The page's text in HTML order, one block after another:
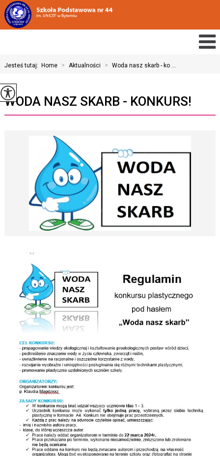
Jesteś tutaj: Home > Aktualności > Woda nasz skarb - ko ...
WODA NASZ SKARB - KONKURS!